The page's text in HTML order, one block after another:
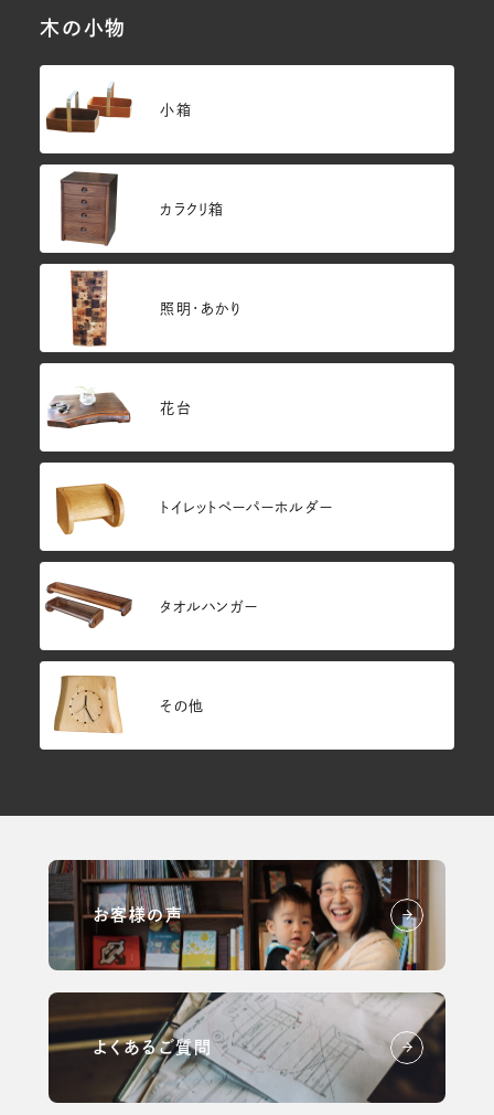
木の小物
小箱
カラクリ箱
照明・あかり
花台
トイレットペーパーホルダー
タオルハンガー
その他
お客様の声
よくあるご質問